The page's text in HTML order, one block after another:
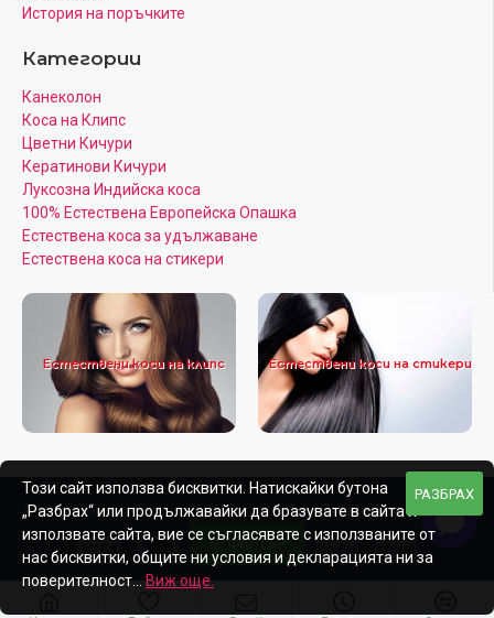
История на поръчките
Категории
Канеколон
Коса на Клипс
Цветни Кичури
Кератинови Кичури
Луксозна Индийска коса
100% Естествена Европейска Опашка
Естествена коса за удължаване
Естествена коса на стикери
Естествени коси на клипс Естествени коси на стикери
Afroditahair.bg - Всички права запазени |Created by:
РАЗБРАХ
Този сайт използва бисквитки. Натискайки бутона
„Разбрах“ или продължавайки да бразувате в сайта и
използвате сайта, вие се съгласявате с използваните от
нас бисквитки, общите ни условия и декларацията ни за
поверителност... Виж още.
ФИЛТЪР